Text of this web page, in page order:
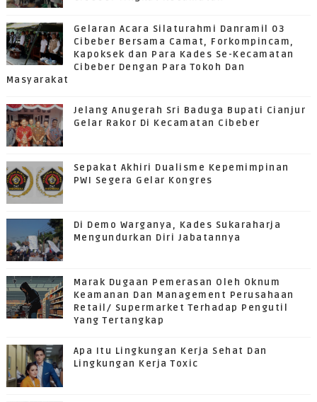
Gelaran Acara Silaturahmi Danramil 03
Cibeber Bersama Camat, Forkompincam,
Kapoksek dan Para Kades Se-Kecamatan
Cibeber Dengan Para Tokoh Dan
Masyarakat
Jelang Anugerah Sri Baduga Bupati Cianjur
Gelar Rakor Di Kecamatan Cibeber
Sepakat Akhiri Dualisme Kepemimpinan
PWI Segera Gelar Kongres
Di Demo Warganya, Kades Sukaraharja
Mengundurkan Diri Jabatannya
Marak Dugaan Pemerasan Oleh Oknum
Keamanan Dan Management Perusahaan
Retail/ Supermarket Terhadap Pengutil
Yang Tertangkap
Apa Itu Lingkungan Kerja Sehat Dan
Lingkungan Kerja Toxic